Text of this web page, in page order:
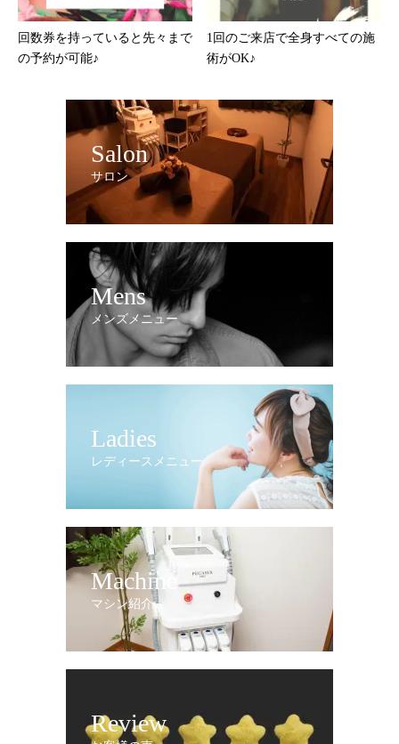
回数券を持っていると先々まで
の予約が可能♪
1回のご来店で全身すべての施
術がOK♪
Salon
サロン
Mens
メンズメニュー
Ladies
レディースメニュー
Machine
マシン紹介
Review